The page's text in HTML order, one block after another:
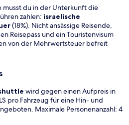
musst du in der Unterkunft die
zahlen: israelische
(18%). Nicht ansässige Reisende,
Reisepass und ein Touristenvisum
von der Mehrwertsteuer befreit
wird gegen einen Aufpreis in
pro Fahrzeug für eine Hin- und
Maximale Personenanzahl: 4